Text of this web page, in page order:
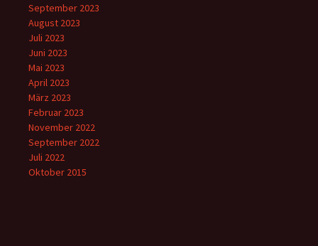
September 2023
August 2023
Juli 2023
Juni 2023
Mai 2023
April 2023
März 2023
Februar 2023
November 2022
September 2022
Juli 2022
Oktober 2015